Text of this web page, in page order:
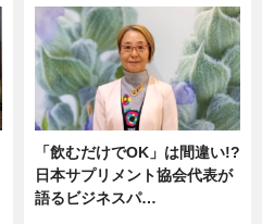
「飲むだけでOK」は間違い!?
日本サプリメント協会代表が
語るビジネスパ…